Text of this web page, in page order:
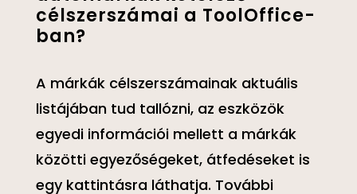
célszerszámai a ToolOffice-
ban?
A márkák célszerszámainak aktuális
listájában tud tallózni, az eszközök
egyedi információi mellett a márkák
közötti egyezőségeket, átfedéseket is
egy kattintásra láthatja. További